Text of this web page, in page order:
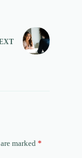
marked*